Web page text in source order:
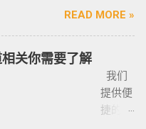
子，才可以获得特殊枪支
菲律宾当局表示，新法
规范使用枪械，遏制涉枪
规定，个人如果非法持有
话，将面临至少入狱30
些情况会被遣返？ 1. 落地
如果没有提前在移民局处
护照。 2. 2016年克拉克
入境的客户必须要做遣返
宾工作无牌照被本地警察
返或保出来做遣返。 4. 在
道比价，多维度评估，最
不是同一个人 ； 在菲买二
车卖给车行，车行再把车
细节你要注意了： 1、你会
份是车主卖给车行的，这
证呢？ 接下来，我们将
之所以 备受欢迎的几大原
请条件与流程。菲律宾移
比有很多独特的优势：其
地理位置与中国相近，没
，为申请者提供了极大的
律宾，主要有两种移民
READ MORE »
关你需要了解
我们
提供便
捷的菲